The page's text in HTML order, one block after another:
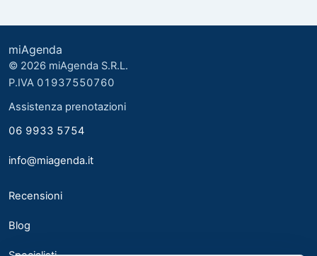
Biologo nutrizionista 13
Cardiologia
Chirurgia Generale
6
miAgenda
© 2026 miAgenda S.R.L.
P.IVA 01937550760
Assistenza prenotazioni
06 9933 5754
info@miagenda.it
Recensioni
Blog